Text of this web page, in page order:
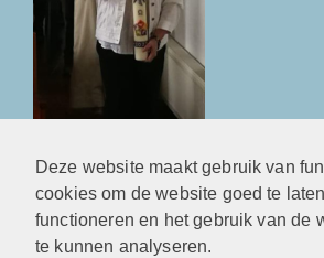
Deze website maakt gebruik van
cookies om de website goed te laten
functioneren en het gebruik van de
te kunnen analyseren.
Pasen. Het licht van Christus! Een nieuw
Veertigdagentijd en Kindernevendienst